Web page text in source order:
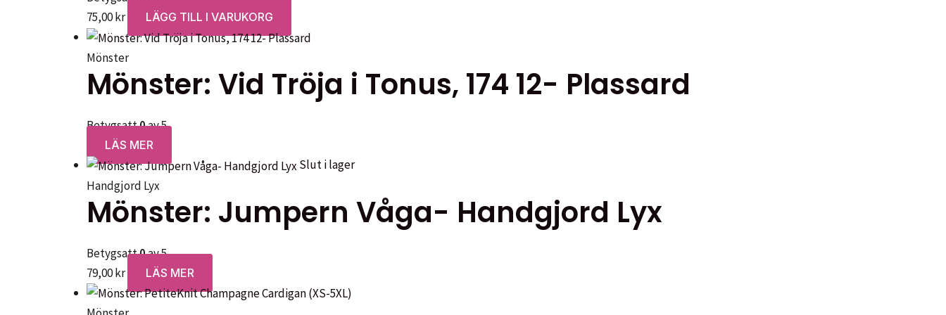
väljas
på
75,00kr LÄGG TILL I VARUKORG
Mönster
Mönster: Vid Tröja i Tonus, 174 12- Plassard
Betygsatt0av 5
LÄS MER
Slut i lager
Handgjord Lyx
Mönster: Jumpern Våga- Handgjord Lyx
Betygsatt0av 5
79,00kr LÄS MER